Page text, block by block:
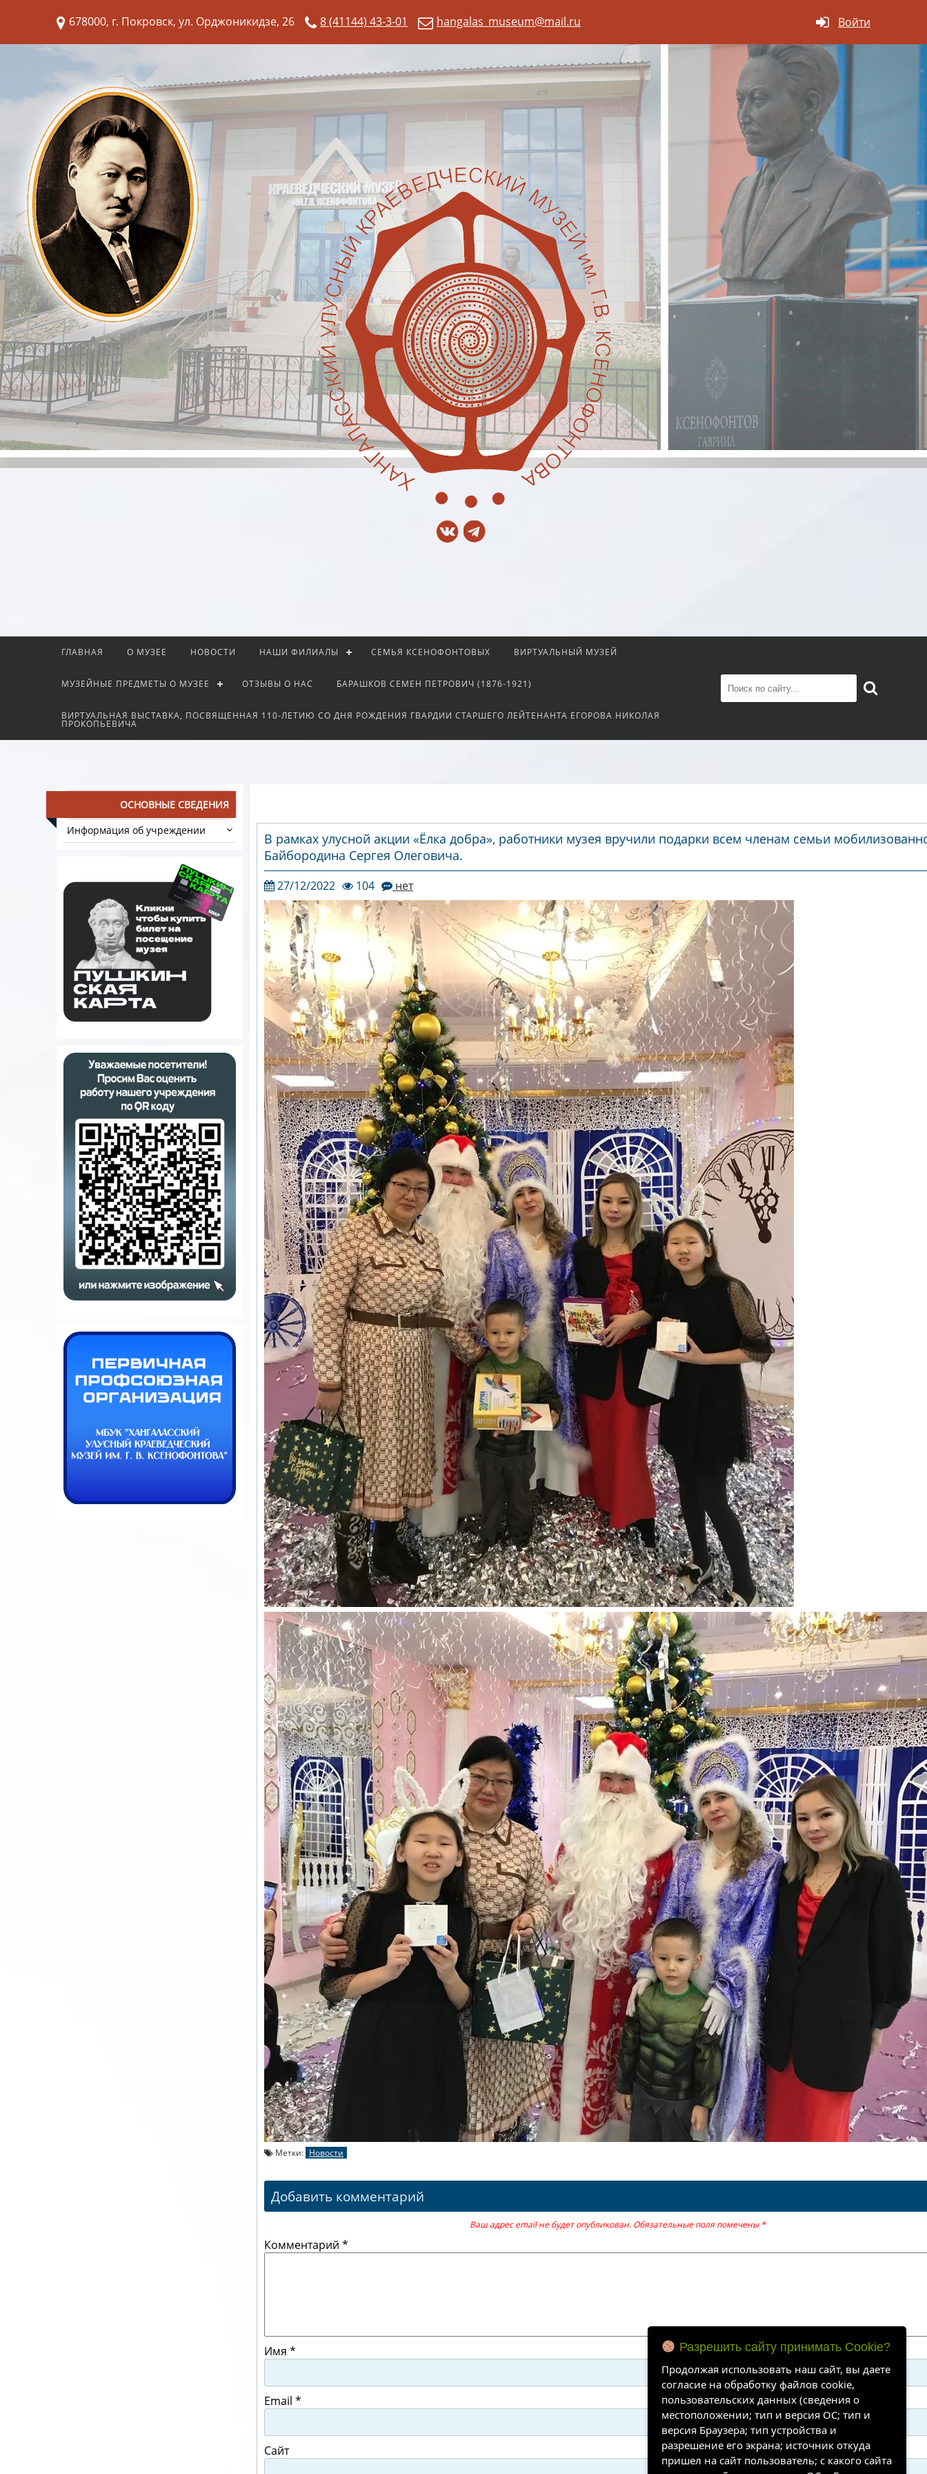
678000, г. Покровск, ул. Орджоникидзе, 26 8 (41144) 43-3-01 hangalas_museum@mail.ru Войти
ГЛАВНАЯ О МУЗЕЕ НОВОСТИ НАШИ ФИЛИАЛЫ СЕМЬЯ КСЕНОФОНТОВЫХ ВИРТУАЛЬНЫЙ МУЗЕЙ
МУЗЕЙНЫЕ ПРЕДМЕТЫ О МУЗЕЕ ОТЗЫВЫ О НАС БАРАШКОВ СЕМЕН ПЕТРОВИЧ (1876-1921)
ВИРТУАЛЬНАЯ ВЫСТАВКА, ПОСВЯЩЕННАЯ 110-ЛЕТИЮ СО ДНЯ РОЖДЕНИЯ ГВАРДИИ СТАРШЕГО ЛЕЙТЕНАНТА ЕГОРОВА НИКОЛАЯ
ПРОКОПЬЕВИЧА
ОСНОВНЫЕ СВЕДЕНИЯ
Информация об учреждении
В рамках улусной акции «Ёлка добра», работники музея вручили подарки всем членам семьи
Байбородина Сергея Олеговича.
27/12/2022 104 нет
Метки: Новости
Добавить комментарий
Ваш адрес email не будет опубликован. Обязательные поля помечены *
Комментарий *
Имя *
Email *
Сайт
Разрешить сайту принимать Cookie?
Продолжая использовать наш сайт, вы даете
согласие на обработку файлов cookie,
пользовательских данных (сведения о
местоположении; тип и версия ОС; тип и
версия Браузера; тип устройства и
разрешение его экрана; источник откуда
пришел на сайт пользователь; с какого сайта